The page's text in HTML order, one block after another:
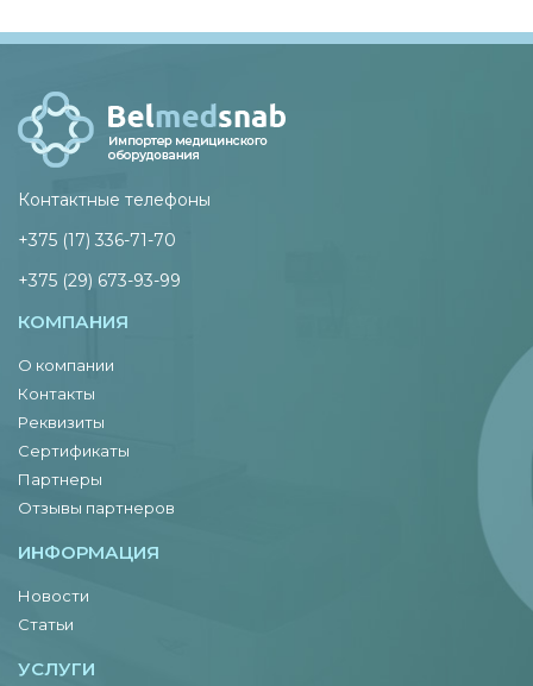
Контактные телефоны
+375 (17) 336-71-70
+375 (29) 673-93-99
КОМПАНИЯ
О компании
Контакты
Реквизиты
Сертификаты
Партнеры
Отзывы партнеров
ИНФОРМАЦИЯ
Новости
Статьи
УСЛУГИ